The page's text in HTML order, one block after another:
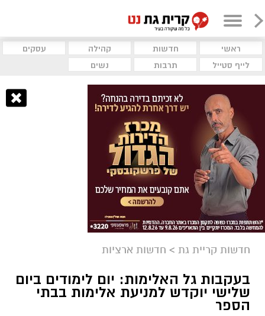
ראשי חדשות קהילה
עסקים
לייף סטייל
תרבות נשים
חדשות קריית גת > חדשות ארציות
בעקבות גל האלימות: יום לימודים ביום
שלישי יוקדש למניעת אלימות בבתי
הספר